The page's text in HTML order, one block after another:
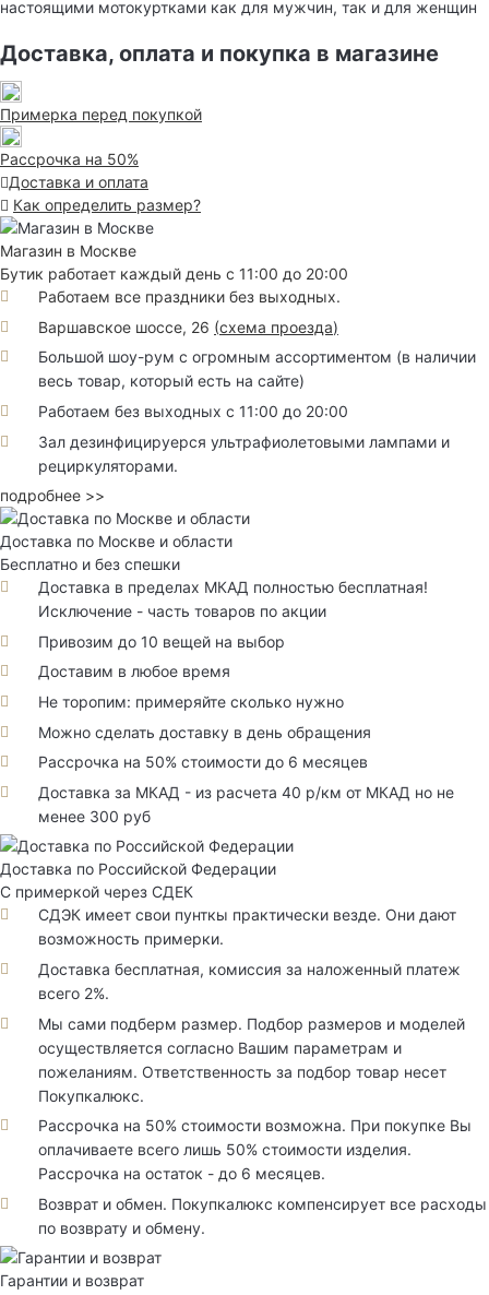
настоящими мотокуртками как для мужчин, так и для женщин
Доставка, оплата и покупка в магазине
Примерка перед покупкой
Рассрочка на 50%
Доставка и оплата
Как определить размер?
Магазин в Москве
Бутик работает каждый день с 11:00 до 20:00
Работаем все праздники без выходных.
Варшавское шоссе, 26 (схема проезда)
Большой шоу-рум с огромным ассортиментом (в наличии
весь товар, который есть на сайте)
Работаем без выходных с 11:00 до 20:00
Зал дезинфицируерся ультрафиолетовыми лампами и
рециркуляторами.
подробнее >>
Доставка по Москве и области
Бесплатно и без спешки
Доставка в пределах МКАД полностью бесплатная!
Исключение - часть товаров по акции
Привозим до 10 вещей на выбор
Доставим в любое время
Не торопим: примеряйте сколько нужно
Можно сделать доставку в день обращения
Рассрочка на 50% стоимости до 6 месяцев
Доставка за МКАД - из расчета 40 р/км от МКАД но не
менее 300 руб
Доставка по Российской Федерации
С примеркой через СДЕК
СДЭК имеет свои пунткы практически везде. Они дают
возможность примерки.
Доставка бесплатная, комиссия за наложенный платеж
всего 2%.
Мы сами подберм размер. Подбор размеров и моделей
осуществляется согласно Вашим параметрам и
пожеланиям. Ответственность за подбор товар несет
Покупкалюкс.
Рассрочка на 50% стоимости возможна. При покупке Вы
оплачиваете всего лишь 50% стоимости изделия.
Рассрочка на остаток - до 6 месяцев.
Возврат и обмен. Покупкалюкс компенсирует все расходы
по возврату и обмену.
Гарантии и возврат